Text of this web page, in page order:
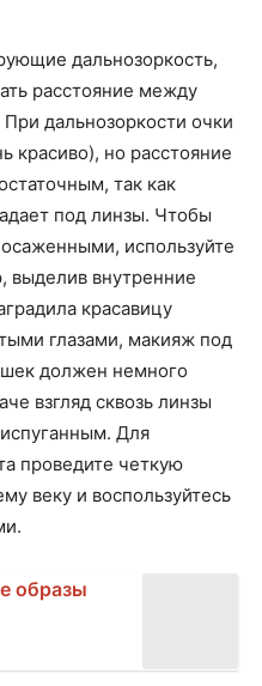
дальнозоркость,
расстояние между
дальнозоркости очки
красиво), но расстояние
так как
под линзы. Чтобы
используйте
выделив внутренние
красавицу
глазами, макияж под
должен немного
взгляд сквозь линзы
Для
проведите четкую
веку и воспользуйтесь
образы